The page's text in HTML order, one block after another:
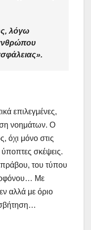
λόγω
επιλεγμένες,
νοημάτων. Ο
όχι μόνο στις
ύποπτες σκέψεις.
του τύπου
Με
αλλά με όριο